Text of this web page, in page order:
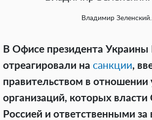
Владимир
В Офисе президента
отреагировали на санкции,
правительством в отношении
организаций, которых
Россией и ответственными